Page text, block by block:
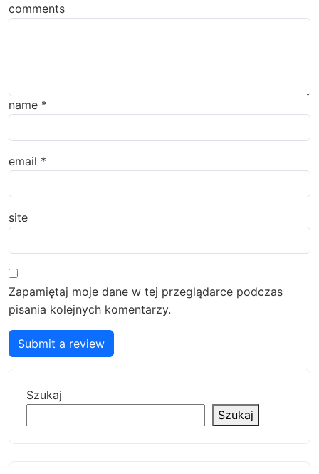
comments
name *
email *
site
Zapamiętaj moje dane w tej przeglądarce podczas
pisania kolejnych komentarzy.
Submit a review
Szukaj
Szukaj